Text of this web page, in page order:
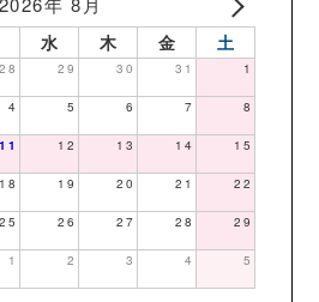
水 木 金 土
28 29 30 31 1
4 5 6 7 8
11 12 13 14 15
18 19 20 21 22
25 26 27 28 29
1 2 3 4 5